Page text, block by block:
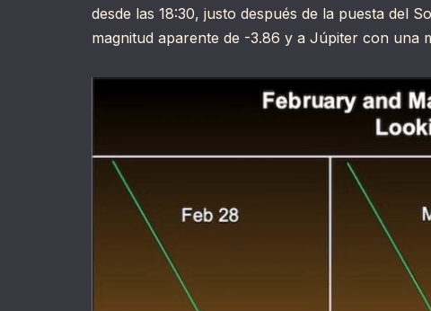
desde las 18:30, justo después de la puesta del
magnitud aparente de -3.86 y a Júpiter con una